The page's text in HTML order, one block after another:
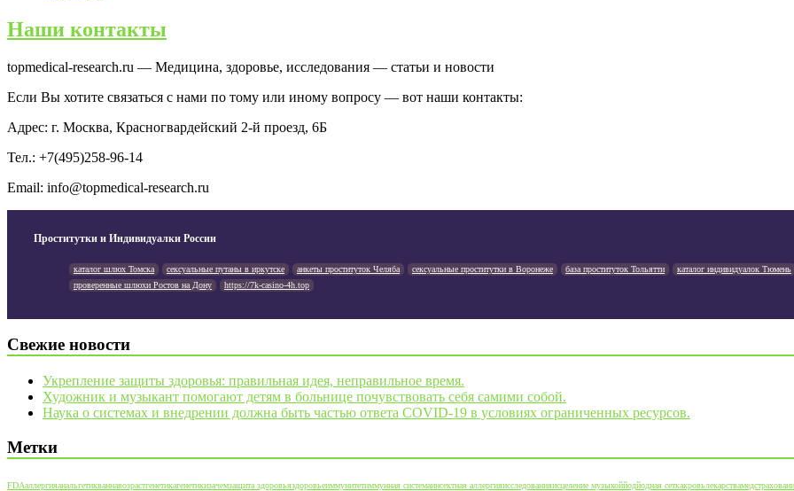
Наши контакты
topmedical-research.ru — Медицина, здоровье, исследования — статьи и новости
Если Вы хотите связаться с нами по тому или иному вопросу — вот наши контакты:
Адрес: г. Москва, Красногвардейский 2-й проезд, 6Б
Тел.: +7(495)258-96-14
Email: info@topmedical-research.ru
Проститутки и Индивидуалки России
каталог шлюх Томска сексуальные путаны в иркутске анкеты проституток Челяба сексуальные проститутки в Воронеже база проституток Тольятти каталог индивидуалок Тюмень
проверенные шлюхи Ростов на Дону
https://7k-casino-4h.top
Свежие новости
Укрепление защиты здоровья: правильная идея, неправильное время.
Художник и музыкант помогают детям в больнице почувствовать себя самими собой.
Наука о системах и внедрении должна быть частью ответа COVID-19 в условиях ограниченных ресурсов.
Метки
FDAаллергияанальгетикваннавозрастгенетикагенетикизачемзащита здоровьяздоровьеиммунитетиммунная системаинсектная аллергияисследованияисцеление музыкоййодйодная сеткакровьлекарства